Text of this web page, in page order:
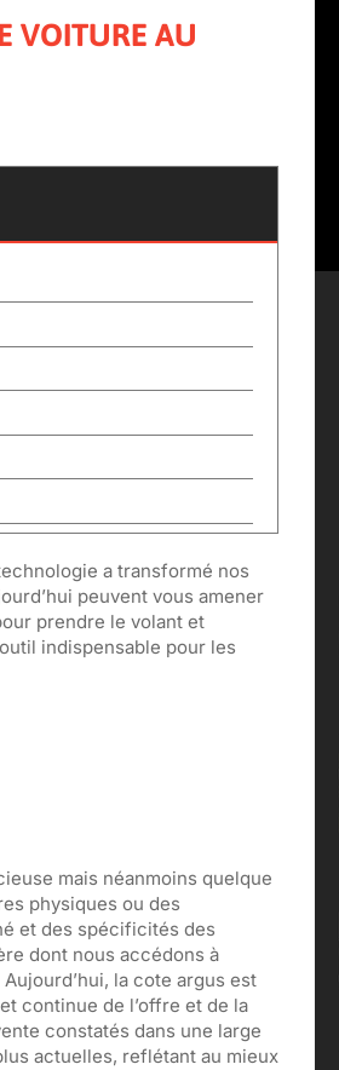
VOITURE AU
a transformé nos
peuvent vous amener
prendre le volant et
indispensable pour les
mais néanmoins quelque
physiques ou des
et des spécificités des
dont nous accédons à
la cote argus est
continue de l’offre et de la
constatés dans une large
actuelles, reflétant au mieux